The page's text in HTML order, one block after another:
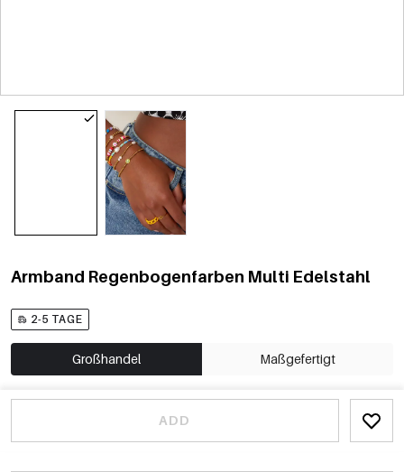
Armband Regenbogenfarben Multi Edelstahl
2-5 TAGE
Großhandel Maßgefertigt
ADD